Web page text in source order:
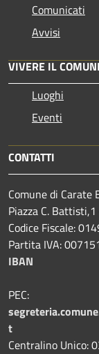
Comunicati
Avvisi
VIVERE IL
Luoghi
Eventi
CONTATTI
Comune di Carate
Piazza C.
Codice Fiscale:
Partita IVA:
IBAN
PEC:
t
Centralino Unico: